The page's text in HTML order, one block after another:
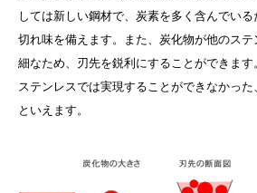
しては新しい鋼材で、炭素を多く含んでい
切れ味を備えます。また、炭化物が他のス
細なため、刃先を鋭利にすることができます
ステンレスでは実現することができなかっ
といえます。